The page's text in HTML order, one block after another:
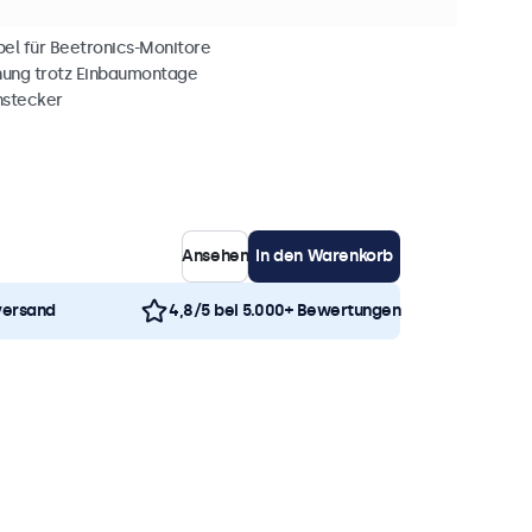
für Beetronics-Monitore
trotz Einbaumontage
Ansehen In den Warenkorb
4,8/5 bei 5.000+ Bewertungen